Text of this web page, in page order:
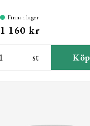
Finns i lager
1 160 kr
st Köp